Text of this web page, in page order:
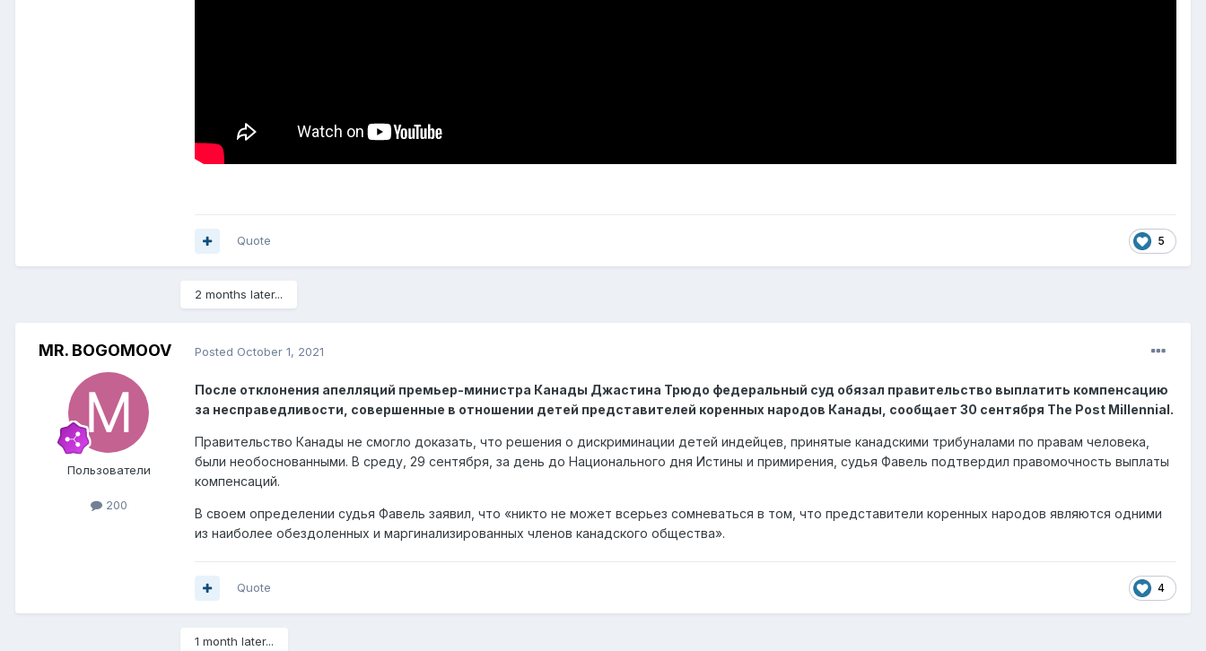
5
Quote
2 months later...
MR. BOGOMOOV
Пользователи
200
Posted October 1, 2021
После отклонения апелляций премьер-министра Канады Джастина Трюдо федеральный суд обязал правительство выплатить компенсацию
за несправедливости, совершенные в отношении детей представителей коренных народов Канады, сообщает 30 сентября The Post Millennial.
Правительство Канады не смогло доказать, что решения о дискриминации детей индейцев, принятые канадскими трибуналами по правам человека,
были необоснованными. В среду, 29 сентября, за день до Национального дня Истины и примирения, судья Фавель подтвердил правомочность выплаты
компенсаций.
В своем определении судья Фавель заявил, что «никто не может всерьез сомневаться в том, что представители коренных народов являются одними
из наиболее обездоленных и маргинализированных членов канадского общества».
4
Quote
1 month later...